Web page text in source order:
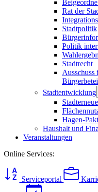
Rat der
Stadtpolitik
Politik
Stadtrecht
Ausschuss
Stadtentwicklung
Hagen-Pakt
Haushalt und
Veranstaltungen
Online Services:
Serviceportal